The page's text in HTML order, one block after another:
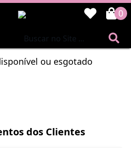
0
ou esgotado
dos Clientes